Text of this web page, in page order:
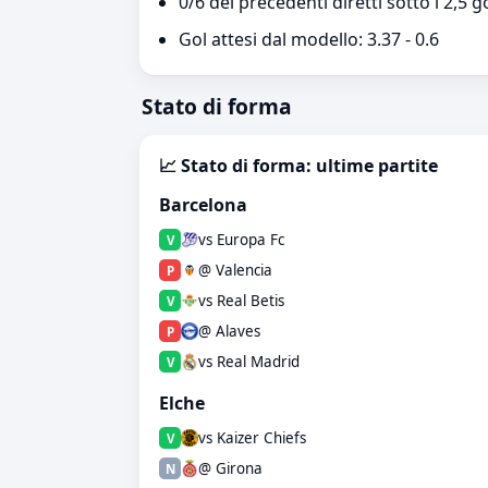
Gol attesi dal modello: 3.37 - 0.6
Stato di forma
📈 Stato di forma: ultime partite
Barcelona
V vs Europa Fc
P @ Valencia
V vs Real Betis
P @ Alaves
V vs Real Madrid
Elche
V vs Kaizer Chiefs
N @ Girona